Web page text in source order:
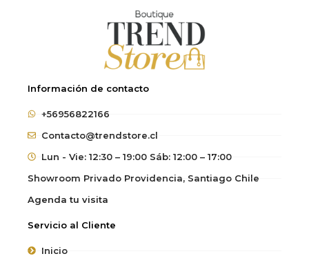
Información de contacto
+56956822166
Contacto@trendstore.cl
Lun - Vie: 12:30 – 19:00 Sáb: 12:00 – 17:00
Showroom Privado Providencia, Santiago Chile
Agenda tu visita
Servicio al Cliente
Inicio